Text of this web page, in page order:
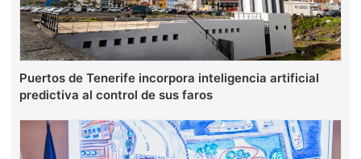
Puertos de Tenerife incorpora inteligencia artificial
predictiva al control de sus faros